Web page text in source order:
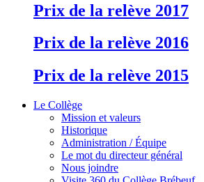
Prix de la relève 2017
Prix de la relève 2016
Prix de la relève 2015
Le Collège
Mission et valeurs
Historique
Administration / Équipe
Le mot du directeur général
Nous joindre